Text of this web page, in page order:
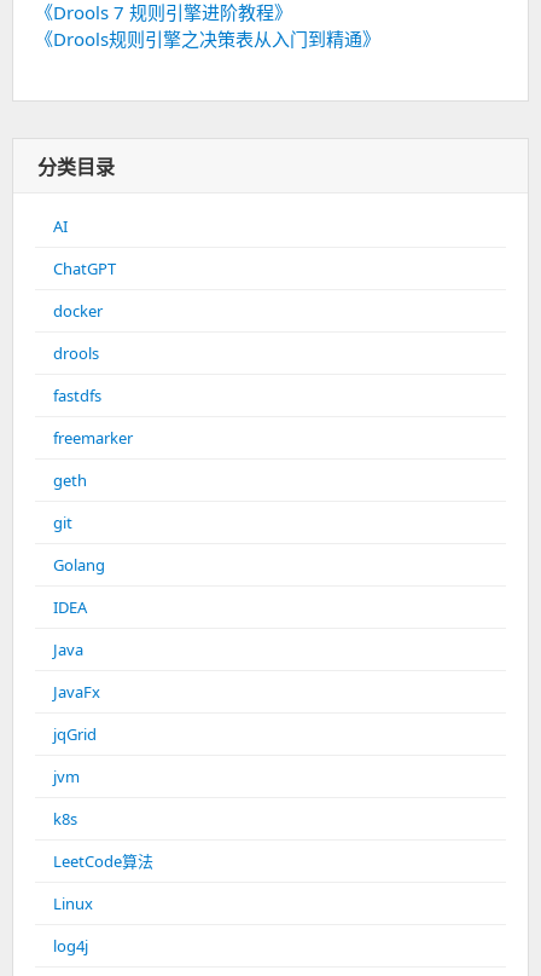
《Drools 7 规则引擎进阶教程》
《Drools规则引擎之决策表从入门到精通》
分类目录
AI
ChatGPT
docker
drools
fastdfs
freemarker
geth
git
Golang
IDEA
Java
JavaFx
jqGrid
jvm
k8s
LeetCode算法
Linux
log4j